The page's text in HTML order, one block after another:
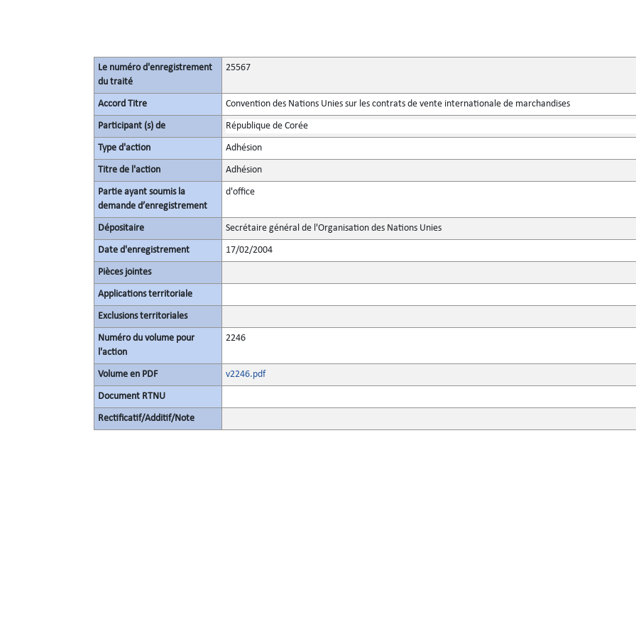
Le numéro d'enregistrement
du traité
25567
Accord Titre Convention des Nations Unies sur les contrats de vente internationale de marchandises
Participant (s) de République de Corée
Type d'action Adhésion
Titre de l'action Adhésion
Partie ayant soumis la
demande d’enregistrement
d'office
Dépositaire Secrétaire général de l'Organisation des Nations Unies
Date d'enregistrement 17/02/2004
Pièces jointes
Applications territoriale
Exclusions territoriales
Numéro du volume pour
l'action
2246
Volume en PDF v2246.pdf
Document RTNU
Rectificatif/Additif/Note